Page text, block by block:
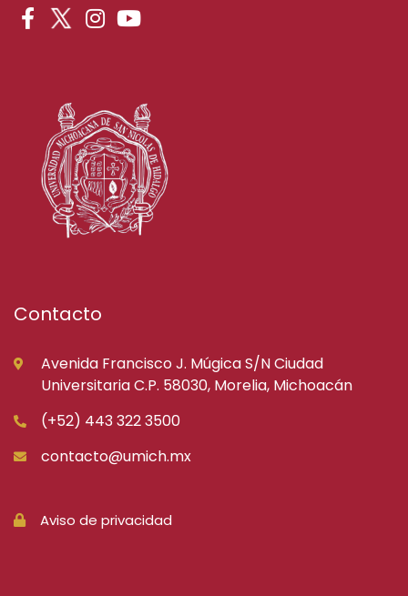
Contacto
Avenida Francisco J. Múgica S/N Ciudad
Universitaria C.P. 58030, Morelia, Michoacán
(+52) 443 322 3500
contacto@umich.mx
Aviso de privacidad